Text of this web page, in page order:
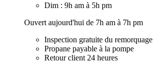
Dim : 9h am à 5h pm
Ouvert aujourd'hui de 7h am à 7h pm
Inspection gratuite du remorquage
Propane payable à la pompe
Retour client 24 heures